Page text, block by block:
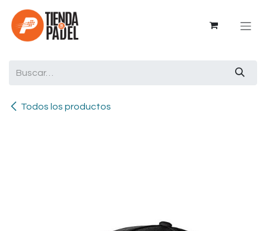
Ir al contenido
Todos los productos